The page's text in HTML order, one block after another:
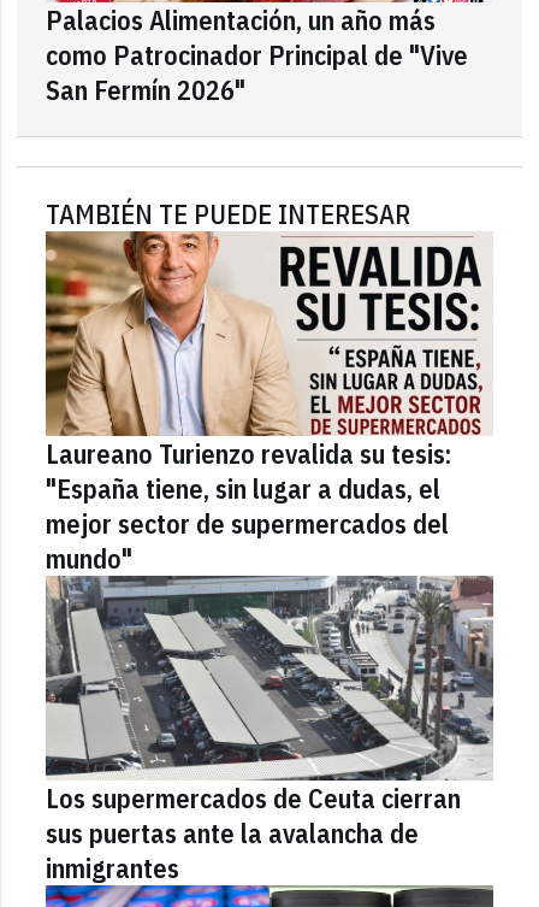
Palacios Alimentación, un año más
como Patrocinador Principal de "Vive
San Fermín 2026"
TAMBIÉN TE PUEDE INTERESAR
Laureano Turienzo revalida su tesis:
"España tiene, sin lugar a dudas, el
mejor sector de supermercados del
mundo"
Los supermercados de Ceuta cierran
sus puertas ante la avalancha de
inmigrantes